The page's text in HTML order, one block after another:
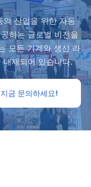
산업을 위한 자동
하는 글로벌 비전을
모든 기계와 생산 라
재되어 있습니다.
지금 문의하세요!